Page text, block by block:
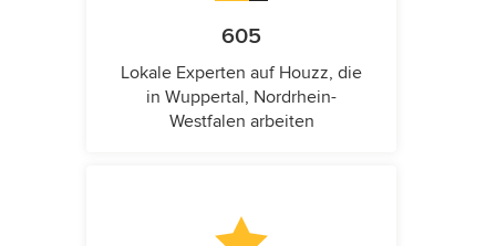
605
Lokale Experten auf Houzz, die
in Wuppertal, Nordrhein-
Westfalen arbeiten